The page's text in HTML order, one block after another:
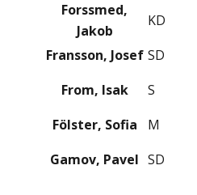
Forssmed,
Jakob
KD
Fransson, Josef SD
From, Isak
S
Fölster, Sofia
M
Gamov, Pavel SD